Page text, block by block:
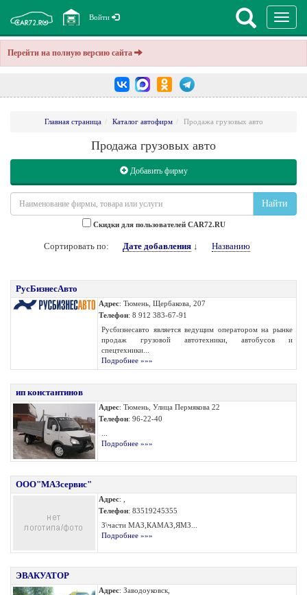
Перейти на полную версию сайта
Войти
Главная страница Каталог автофирм Продажа грузовых авто
Продажа грузовых авто
Добавить фирму
Найти
Cкидки для пользователей CAR72.RU
Сортировать по: Дате добавления↓ Названию
РусБизнесАвто
Адрес: Тюмень, Щербакова, 207
Телефон: 8 912 383-67-91
Русбизнесавто является ведущим оператором на рынке
продаж грузовой автотехники, автобусов и
спецтехники...
Подробнее »»»
ип константинов
Адрес: Тюмень, Улица Пермякова 22
Телефон: 96-22-40
Подробнее »»»
ООО"МАЗсервис"
Адрес: ,
Телефон: 83519245355
З\части МАЗ,КАМАЗ,ЯМЗ...
Подробнее »»»
ЭВАКУАТОР
Адрес: Заводоуковск,